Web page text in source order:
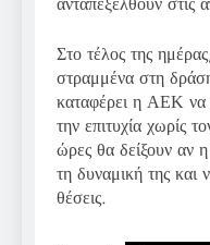
Στο τέλος της
στραμμένα στη
καταφέρει η ΑΕΚ να
την επιτυχία χωρίς
ώρες θα δείξουν αν
τη δυναμική της και
θέσεις.